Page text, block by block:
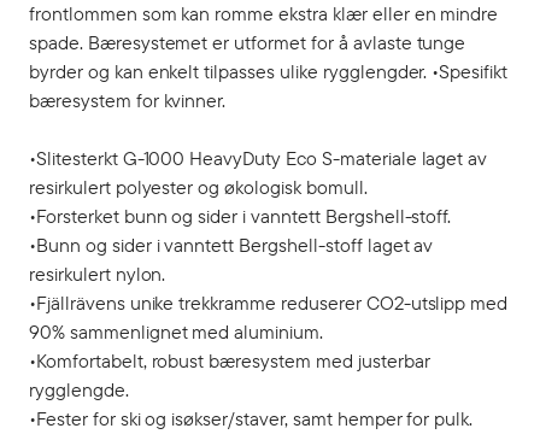
frontlommen som kan romme ekstra klær eller en mindre
spade. Bæresystemet er utformet for å avlaste tunge
byrder og kan enkelt tilpasses ulike rygglengder. •Spesifikt
bæresystem for kvinner.
•Slitesterkt G-1000 HeavyDuty Eco S-materiale laget av
resirkulert polyester og økologisk bomull.
•Forsterket bunn og sider i vanntett Bergshell-stoff.
•Bunn og sider i vanntett Bergshell-stoff laget av
resirkulert nylon.
•Fjällrävens unike trekkramme reduserer CO2-utslipp med
90% sammenlignet med aluminium.
•Komfortabelt, robust bæresystem med justerbar
rygglengde.
•Fester for ski og isøkser/staver, samt hemper for pulk.